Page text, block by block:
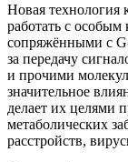
Новая технология
работать с
сопряжёнными с
за передачу
и прочими
значительное
делает их целями
метаболических
расстройств,